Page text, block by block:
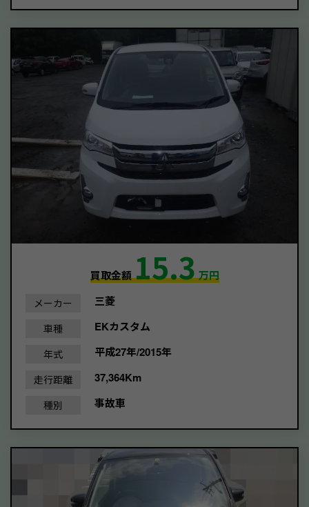
買取金額15.3万円
メーカー 三菱
車種 EKカスタム
年式 平成27年/2015年
走行距離 37,364Km
種別 事故車